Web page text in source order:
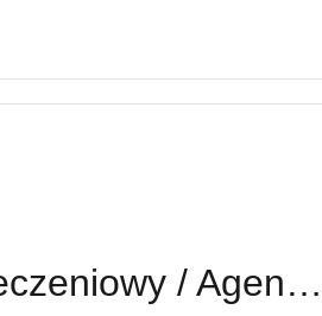
Agent Ubezpieczeniowy / Agentka Ubezpieczeniowa